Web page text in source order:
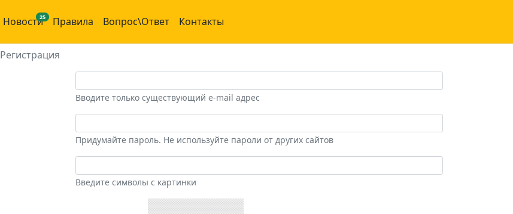
Новости25 Правила Вопрос\Ответ Контакты
Регистрация
Вводите только существующий e-mail адрес
Придумайте пароль. Не используйте пароли от других сайтов
Введите символы с картинки